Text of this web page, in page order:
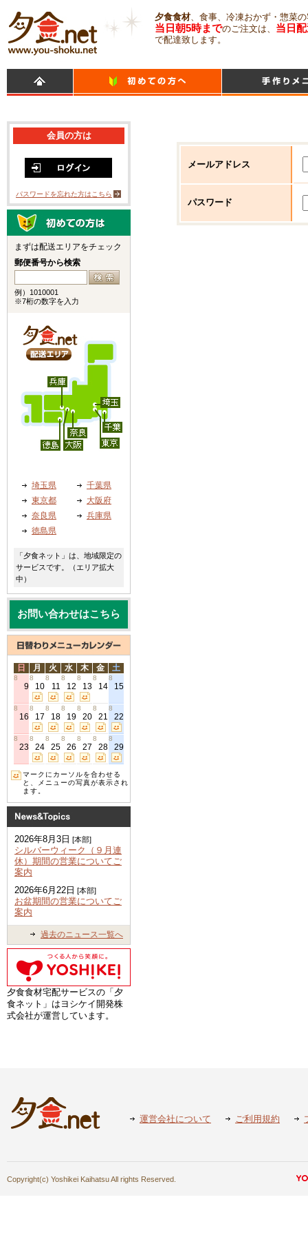
夕食食材、食事、冷凍おかず・惣菜
当日朝5時までのご注文は、 当日
で配達致します。
メールアドレス
パスワード
会員の方は
パスワードを忘れた方はこちら
まずは配送エリアをチェック
郵便番号から検索
例）1010001
※7桁の数字を入力
埼玉県
千葉県
東京都
大阪府
奈良県
兵庫県
徳島県
「夕食ネット」は、地域限定の
サービスです。（エリア拡大
中）
お問い合わせはこちら
日 月 火 水 木 金 土
8
9
8
10
8
11
8
12
8
13
8
14
8
15
8
16
8
17
8
18
8
19
8
20
8
21
8
22
8
23
8
24
8
25
8
26
8
27
8
28
8
29
マークにカーソルを合わせる
と、メニューの写真が表示され
ます。
2026年8月3日 [本部]
シルバーウィーク（９月連
休）期間の営業についてご
案内
2026年6月22日 [本部]
お盆期間の営業についてご
案内
過去のニュース一覧へ
夕食食材宅配サービスの「夕
食ネット」はヨシケイ開発株
式会社が運営しています。
運営会社について ご利用規約
Copyright(c) Yoshikei Kaihatsu All rights Reserved.